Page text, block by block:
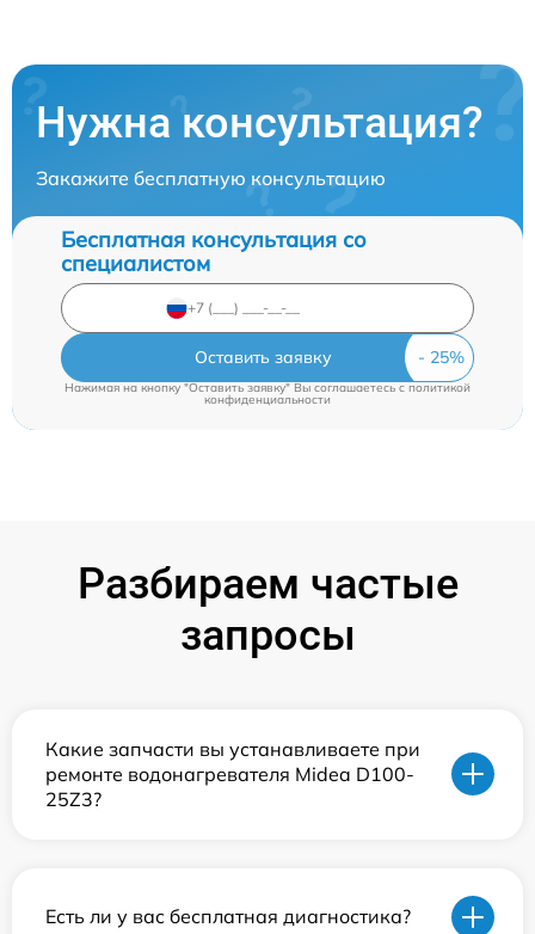
Нужна консультация?
Закажите бесплатную консультацию
Бесплатная консультация со
специалистом
Оставить заявку
Нажимая на кнопку "Оставить заявку" Вы соглашаетесь cполитикой
конфиденциальности
Разбираем частые
запросы
Какие запчасти вы устанавливаете при
ремонте водонагревателя Midea D100-
25Z3?
Есть ли у вас бесплатная диагностика?